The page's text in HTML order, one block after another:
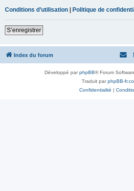
Conditions d’utilisation | Politique de
S’enregistrer
Index du forum
Développé parphpBB® Forum
Traduit parphpBB-
Confidentialité |